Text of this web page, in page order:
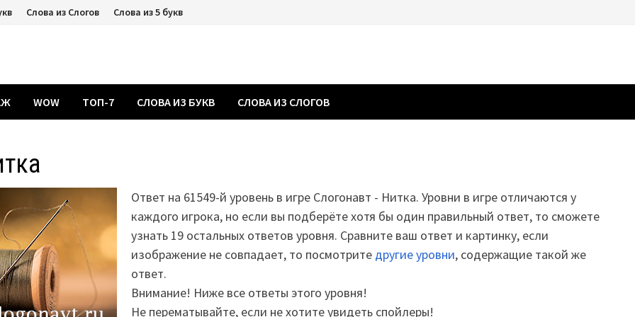
Слова из Слогов Слова из 5 букв
WOW ТОП-7 СЛОВА ИЗ БУКВ СЛОВА ИЗ СЛОГОВ
Ответ на 61549-й уровень в игре Слогонавт - Нитка. Уровни в игре отличаются у
каждого игрока, но если вы подберёте хотя бы один правильный ответ, то сможете
узнать 19 остальных ответов уровня. Сравните ваш ответ и картинку, если
изображение не совпадает, то посмотрите другие уровни, содержащие такой же
ответ.
Внимание! Ниже все ответы этого уровня!
Не перематывайте, если не хотите увидеть спойлеры!